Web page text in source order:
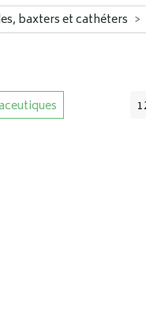
baxters et cathéters